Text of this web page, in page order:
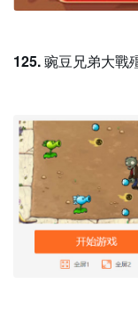
125.豌豆兄弟大戰